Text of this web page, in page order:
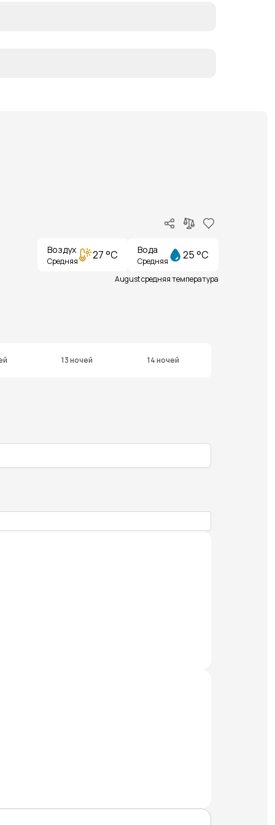
Воздух
Средняя 27 °C Вода
Средняя 25 °C
August средняя температура
13 ночей 14 ночей